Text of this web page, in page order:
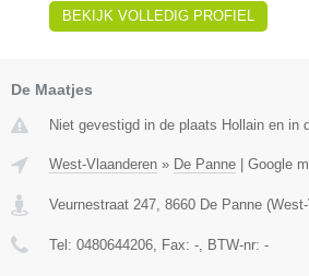
BEKIJK VOLLEDIG PROFIEL
De Maatjes
Niet gevestigd in de plaats Hollain en in
West-Vlaanderen » De Panne | Google
Veurnestraat 247 8660 De Panne (
Tel: 0480644206 , Fax: - , BTW-nr: -